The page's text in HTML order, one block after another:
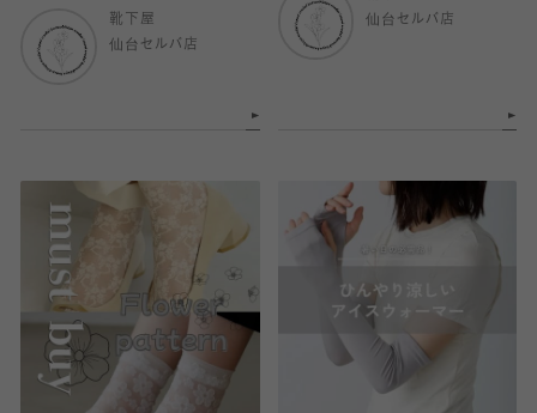
靴下屋
仙台セルバ店
仙台セルバ店